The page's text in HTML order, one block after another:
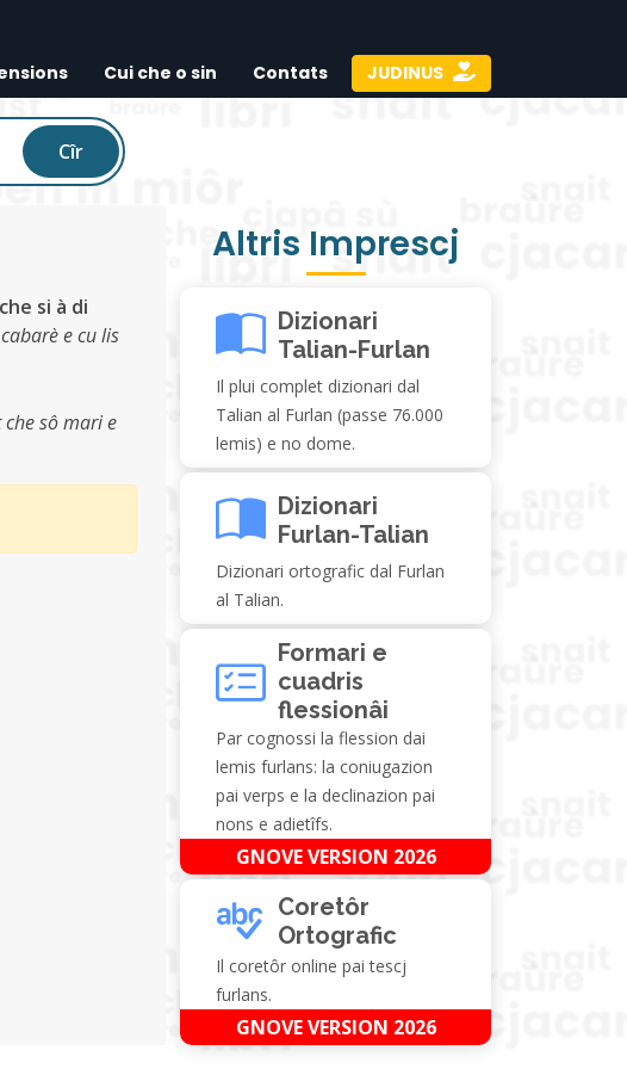
Cui che o sin Contats JUDINUS
Cîr
si à di
e cu lis
sô mari e
Altris Imprescj
Dizionari
Talian-Furlan
Il plui complet dizionari dal
Talian al Furlan (passe 76.000
lemis) e no dome.
Dizionari
Furlan-Talian
Dizionari ortografic dal Furlan
al Talian.
Formari e
cuadris
flessionâi
Par cognossi la flession dai
lemis furlans: la coniugazion
pai verps e la declinazion pai
nons e adietîfs.
GNOVE VERSION 2026
Coretôr
Ortografic
Il coretôr online pai tescj
furlans.
GNOVE VERSION 2026